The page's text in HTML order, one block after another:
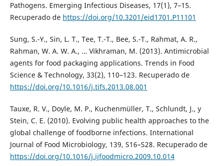
Pathogens. Emerging Infectious Diseases, 17(1), 7–15.
Recuperado de https://doi.org/10.3201/eid1701.P11101
Sung, S.-Y., Sin, L. T., Tee, T.-T., Bee, S.-T., Rahmat, A. R.,
Rahman, W. A. W. A., … Vikhraman, M. (2013). Antimicrobial
agents for food packaging applications. Trends in Food
Science & Technology, 33(2), 110–123. Recuperado de
https://doi.org/10.1016/j.tifs.2013.08.001
Tauxe, R. V., Doyle, M. P., Kuchenmüller, T., Schlundt, J., y
Stein, C. E. (2010). Evolving public health approaches to the
global challenge of foodborne infections. International
Journal of Food Microbiology, 139, S16–S28. Recuperado de
https://doi.org/10.1016/j.ijfoodmicro.2009.10.014